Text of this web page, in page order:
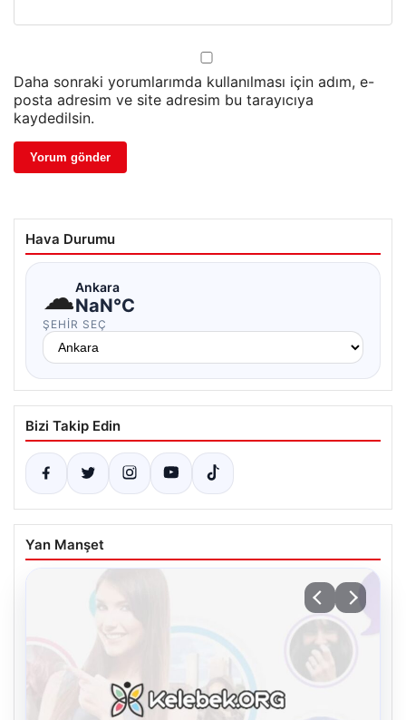
Daha sonraki yorumlarımda kullanılması için adım, e-
posta adresim ve site adresim bu tarayıcıya
kaydedilsin.
Hava Durumu
☁Ankara
NaN°C
ŞEHIR SEÇ
Bizi Takip Edin
Yan Manşet